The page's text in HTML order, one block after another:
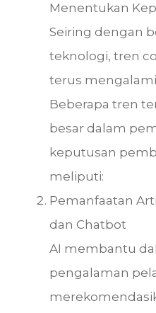
Menentukan
Seiring dengan
teknologi, tren
terus
Beberapa tren
besar dalam
keputusan
meliputi:
Pemanfaatan
dan Chatbot
AI membantu
pengalaman